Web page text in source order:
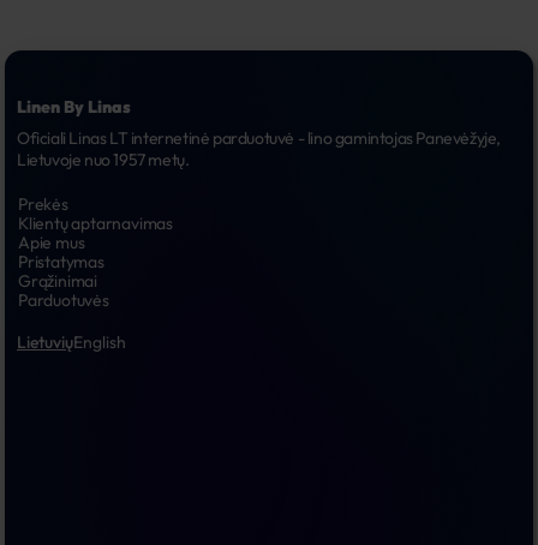
Linen By Linas
Oficiali Linas LT internetinė parduotuvė - lino gamintojas Panevėžyje,
Lietuvoje nuo 1957 metų.
Prekės
Klientų aptarnavimas
Apie mus
Pristatymas
Grąžinimai
Parduotuvės
LietuviųEnglish